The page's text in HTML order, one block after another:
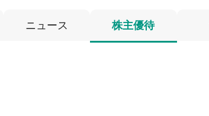
ニュース 株主優待